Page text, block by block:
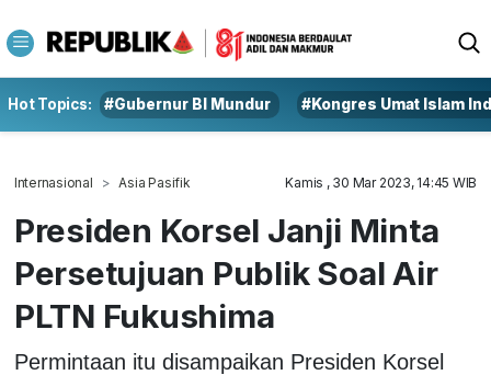
Hot Topics: #Gubernur BI Mundur #Kongres Umat Islam
Internasional Asia Pasifik Kamis , 30 Mar 2023, 14:45 WIB
Presiden Korsel Janji Minta
Persetujuan Publik Soal Air
PLTN Fukushima
Permintaan itu disampaikan Presiden Korsel